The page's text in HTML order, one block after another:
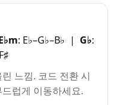
: E♭–G♭–B♭ | G♭:
느낌. 코드 전환 시
럽게 이동하세요.